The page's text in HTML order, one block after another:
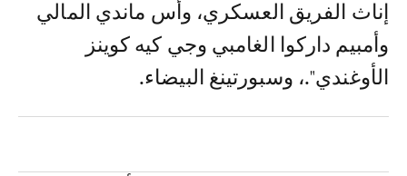
إناث الفريق العسكري، وأس ماندي المالي
وأمبيم داركوا الغامبي وجي كيه كوينز
الأوغندي".، وسبورتينغ البيضاء.